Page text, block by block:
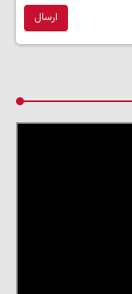
ارسال